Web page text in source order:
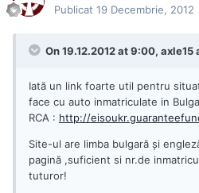
Publicat 19 Decembrie, 2012
On 19.12.2012 at 9:00, axle15
Iată un link foarte util pentru
face cu auto inmatriculate in
RCA : http://
Site-ul are limba bulgară și
pagină ,suficient si nr.de
tuturor!